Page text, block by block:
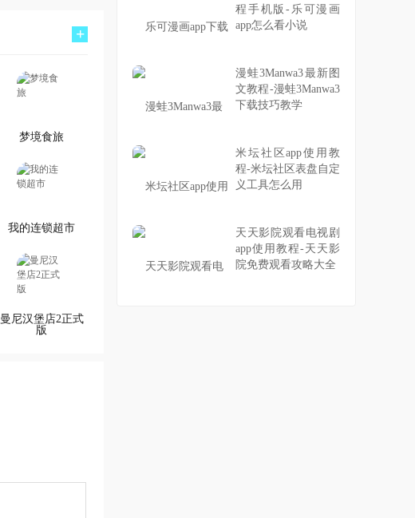
+
梦境食旅
我的连锁超市
曼尼汉堡店2正式
版
程手机版-乐可漫画
app怎么看小说
漫蛙3Manwa3最新图
文教程-漫蛙3Manwa3
下载技巧教学
米坛社区app使用教
程-米坛社区表盘自定
义工具怎么用
天天影院观看电视剧
app使用教程-天天影
院免费观看攻略大全